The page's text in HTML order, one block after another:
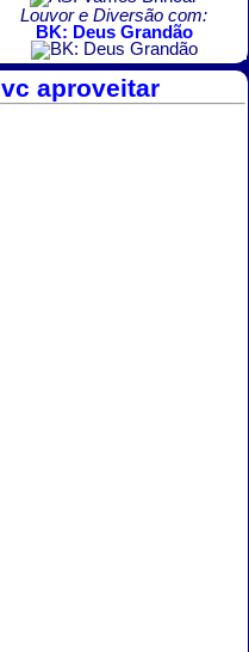
Louvor e Diversão com:
BK: Deus Grandão
aproveitar